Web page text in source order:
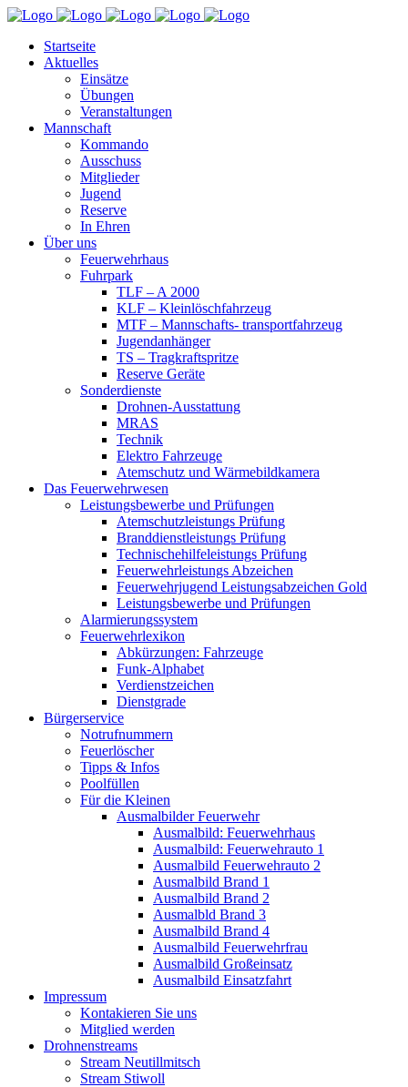
Startseite
Aktuelles
Einsätze
Übungen
Veranstaltungen
Mannschaft
Kommando
Ausschuss
Mitglieder
Jugend
Reserve
In Ehren
Über uns
Feuerwehrhaus
Fuhrpark
TLF – A 2000
KLF – Kleinlöschfahrzeug
MTF – Mannschafts- transportfahrzeug
Jugendanhänger
TS – Tragkraftspritze
Reserve Geräte
Sonderdienste
Drohnen-Ausstattung
MRAS
Technik
Elektro Fahrzeuge
Atemschutz und Wärmebildkamera
Das Feuerwehrwesen
Leistungsbewerbe und Prüfungen
Atemschutzleistungs Prüfung
Branddienstleistungs Prüfung
Technischehilfeleistungs Prüfung
Feuerwehrleistungs Abzeichen
Feuerwehrjugend Leistungsabzeichen Gold
Leistungsbewerbe und Prüfungen
Alarmierungssystem
Feuerwehrlexikon
Abkürzungen: Fahrzeuge
Funk-Alphabet
Verdienstzeichen
Dienstgrade
Bürgerservice
Notrufnummern
Feuerlöscher
Tipps & Infos
Poolfüllen
Für die Kleinen
Ausmalbilder Feuerwehr
Ausmalbild: Feuerwehrhaus
Ausmalbild: Feuerwehrauto 1
Ausmalbild Feuerwehrauto 2
Ausmalbild Brand 1
Ausmalbild Brand 2
Ausmalbld Brand 3
Ausmalbild Brand 4
Ausmalbild Feuerwehrfrau
Ausmalbild Großeinsatz
Ausmalbild Einsatzfahrt
Impressum
Kontakieren Sie uns
Mitglied werden
Drohnenstreams
Stream Neutillmitsch
Stream Stiwoll